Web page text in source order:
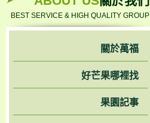
BEST SERVICE & HIGH QUALITY GROUP
關於萬福
好芒果哪裡找
果園記事